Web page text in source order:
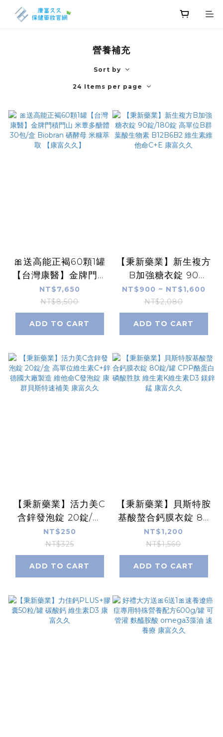
營養補充
Sort by
24 Items per page
🎀送高能正褐60顆1罐
【台灣康醫】金牌門積
門山 米蕈多醣體30包/
盒 ​Biobran 硒酵母
米糠萃取 【康富久
久】
NT$7,650
NT$8,500
ADD TO CART
【秉新藥業】新生複方
B加強糖衣錠 90
錠/180錠 高單位B群
葉酸生物素 B12B6B2
維生素維他命C+E 康
富久久
NT$900 ~ NT$1,600
NT$2,080
ADD TO CART
【秉新藥業】活力美C
含鋅發泡錠 20錠/盒
高單位維生素C+鋅 德
國大廠製造 維他命C
發泡錠 康群貝斯特速
補美 康富久久
NT$250
NT$325
ADD TO CART
【秉新藥業】貝斯特胺
基酸螯合鈣膜衣錠 80
錠/罐 CPP酪蛋白磷酸
胜肽 維生素K維生素
D3 鎂鋅錳 康富久久
NT$1,200
NT$1,560
ADD TO CART